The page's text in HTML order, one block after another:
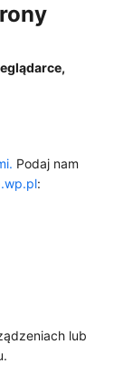
Podaj nam
:
lub